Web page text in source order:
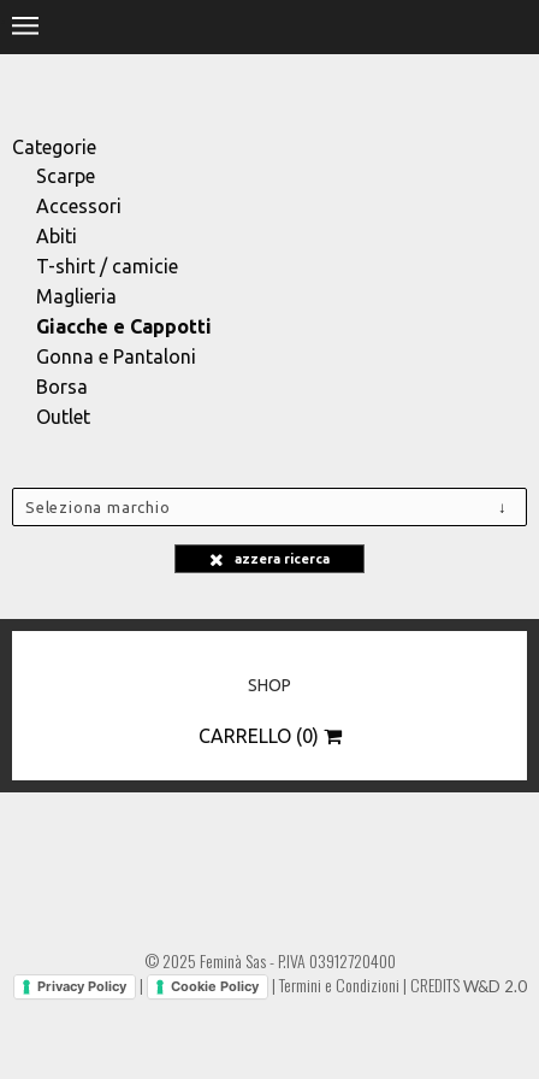
Categorie
Scarpe
Accessori
Abiti
T-shirt / camicie
Maglieria
Giacche e Cappotti
Gonna e Pantaloni
Borsa
Outlet
Seleziona marchio
azzera ricerca
SHOP
CARRELLO (0)
© 2025 Feminà Sas - P.IVA 03912720400
Privacy Policy | Cookie Policy |Termini e Condizioni | CREDITSW&D 2.0